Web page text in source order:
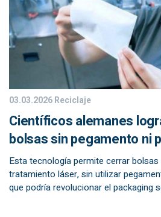
03.03.2026Reciclaje
Científicos alemanes
bolsas sin pegamento ni
Esta tecnología permite cerrar
tratamiento láser, sin utilizar
que podría revolucionar el packaging